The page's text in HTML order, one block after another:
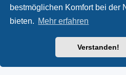
bestmöglichen Komfort bei der
bieten. Mehr erfahren
Verstanden!